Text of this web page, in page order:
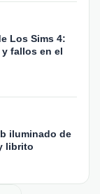
Los Sims 4:
fallos en el
iluminado de
librito